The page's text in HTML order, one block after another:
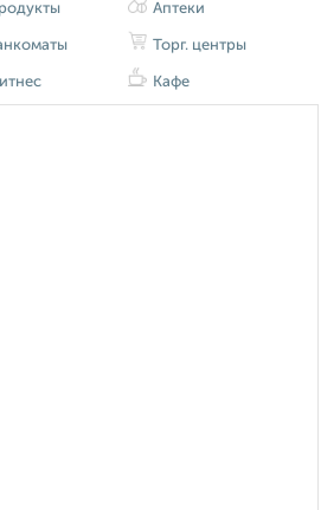
Аптеки
Торг. центры
Кафе